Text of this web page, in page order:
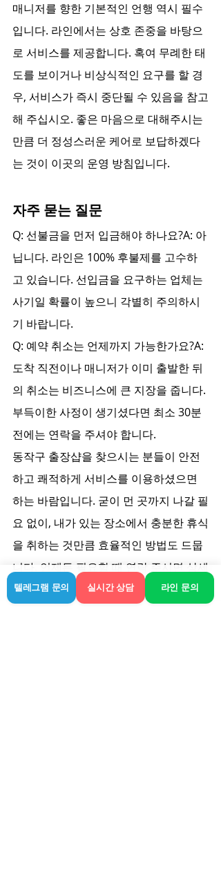
매니저를 향한 기본적인 언행 역시 필수
입니다. 라인에서는 상호 존중을 바탕으
로 서비스를 제공합니다. 혹여 무례한 태
도를 보이거나 비상식적인 요구를 할 경
우, 서비스가 즉시 중단될 수 있음을 참고
해 주십시오. 좋은 마음으로 대해주시는
만큼 더 정성스러운 케어로 보답하겠다
는 것이 이곳의 운영 방침입니다.
자주 묻는 질문
Q: 선불금을 먼저 입금해야 하나요?A: 아
닙니다. 라인은 100% 후불제를 고수하
고 있습니다. 선입금을 요구하는 업체는
사기일 확률이 높으니 각별히 주의하시
기 바랍니다.
Q: 예약 취소는 언제까지 가능한가요?A:
도착 직전이나 매니저가 이미 출발한 뒤
의 취소는 비즈니스에 큰 지장을 줍니다.
부득이한 사정이 생기셨다면 최소 30분
전에는 연락을 주셔야 합니다.
동작구 출장샵을 찾으시는 분들이 안전
하고 쾌적하게 서비스를 이용하셨으면
하는 바람입니다. 굳이 먼 곳까지 나갈 필
요 없이, 내가 있는 장소에서 충분한 휴식
을 취하는 것만큼 효율적인 방법도 드뭅
니다. 언제든 필요할 때 연락 주시면 상세
히 안내해 드리겠습니다.
텔레그램 문의 실시간 상담 라인 문의